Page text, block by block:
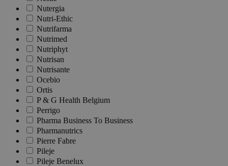
Nutergia
Nutri-Ethic
Nutrifarma
Nutrimed
Nutriphyt
Nutrisan
Nutrisante
Ocebio
Ortis
P & G Health Belgium
Perrigo
Pharma Business To Business
Pharmanutrics
Pierre Fabre
Pileje
Pileje Benelux